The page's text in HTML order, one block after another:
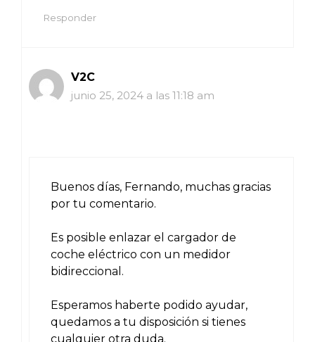
Responder
V2C
junio 25, 2024 a las 11:18 am
Buenos días, Fernando, muchas gracias
por tu comentario.
Es posible enlazar el cargador de
coche eléctrico con un medidor
bidireccional.
Esperamos haberte podido ayudar,
quedamos a tu disposición si tienes
cualquier otra duda.